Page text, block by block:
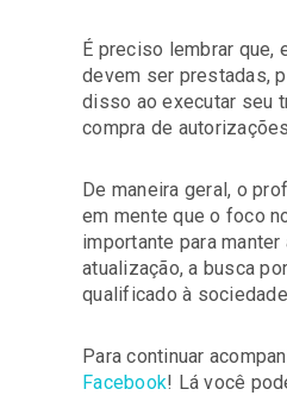
É preciso lembrar que,
devem ser prestadas,
disso ao executar seu
compra de
De maneira geral, o
em mente que o foco
importante para
atualização, a busca
qualificado à
Para continuar
Facebook! Lá você